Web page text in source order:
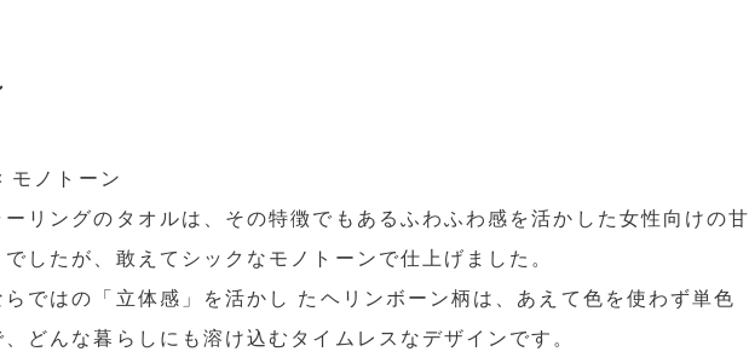
モノトーン
リングのタオルは、その特徴でもあるふわふわ感を活かした女性向けの甘
したが、敢えてシックなモノトーンで仕上げました。
ではの「立体感」を活かし たヘリンボーン柄は、あえて色を使わず単色
どんな暮らしにも溶け込むタイムレスなデザインです。